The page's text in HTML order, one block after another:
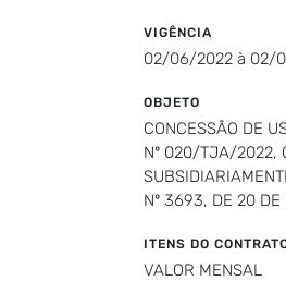
VIGÊNCIA
02/06/2022 à 02/
OBJETO
CONCESSÃO DE
Nº 020/TJA/2022,
Nº 3693, DE 20 DE
ITENS DO
VALOR MENSAL